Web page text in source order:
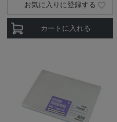
カートに入れる
お気に入りに登録する